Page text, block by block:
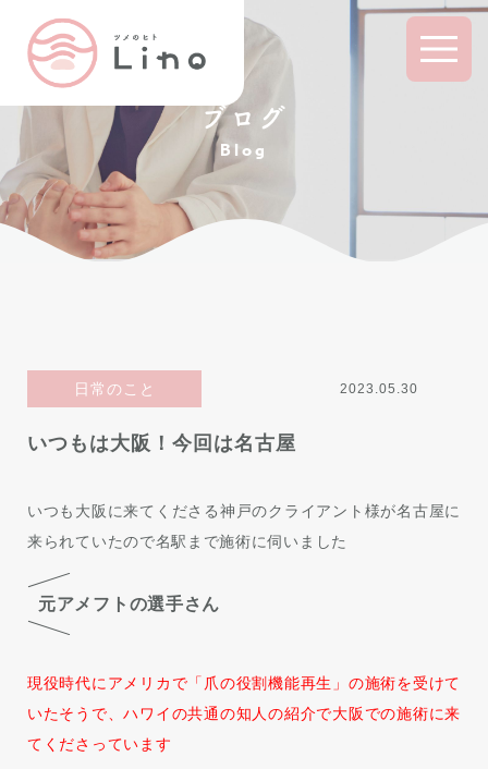
ブログ
Blog
日常のこと 2023.05.30
いつもは大阪！今回は名古屋
いつも大阪に来てくださる神戸のクライアント様が名古屋に
来られていたので名駅まで施術に伺いました
元アメフトの選手さん
現役時代にアメリカで「爪の役割機能再生」の施術を受けて
いたそうで、ハワイの共通の知人の紹介で大阪での施術に来
てくださっています